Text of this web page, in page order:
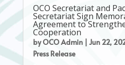
OCO Secretariat and
Secretariat Sign
Agreement to
Cooperation
byOCO Admin| Jun 22,
Press Release